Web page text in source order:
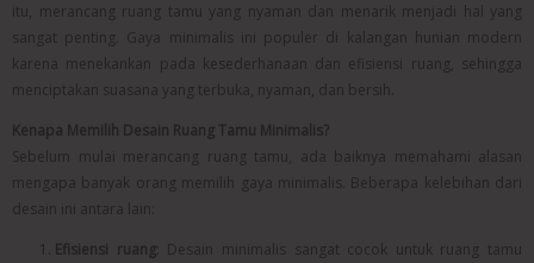
itu, merancang ruang tamu yang nyaman dan menarik menjadi hal yang
sangat penting. Gaya minimalis ini populer di kalangan hunian modern
karena menekankan pada kesederhanaan dan efisiensi ruang, sehingga
menciptakan suasana yang terbuka, nyaman, dan bersih.
Kenapa Memilih Desain Ruang Tamu Minimalis?
Sebelum mulai merancang ruang tamu, ada baiknya memahami alasan
mengapa banyak orang memilih gaya minimalis. Beberapa kelebihan dari
desain ini antara lain:
Efisiensi ruang: Desain minimalis sangat cocok untuk ruang tamu